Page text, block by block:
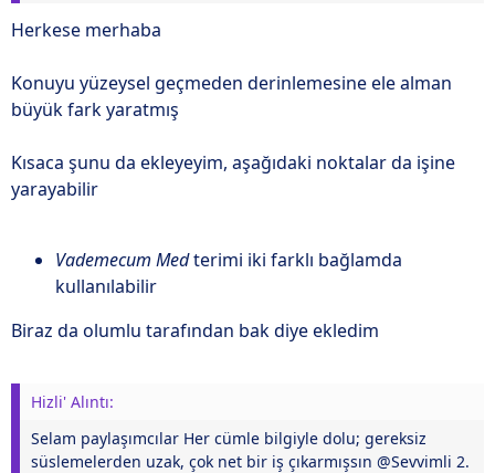
Herkese merhaba
Konuyu yüzeysel geçmeden derinlemesine ele alman
büyük fark yaratmış
Kısaca şunu da ekleyeyim, aşağıdaki noktalar da işine
yarayabilir
Vademecum Medterimi iki farklı bağlamda
kullanılabilir
Biraz da olumlu tarafından bak diye ekledim
Hizli' Alıntı:
Selam paylaşımcılar Her cümle bilgiyle dolu; gereksiz
süslemelerden uzak, çok net bir iş çıkarmışsın @Sevvimli 2.